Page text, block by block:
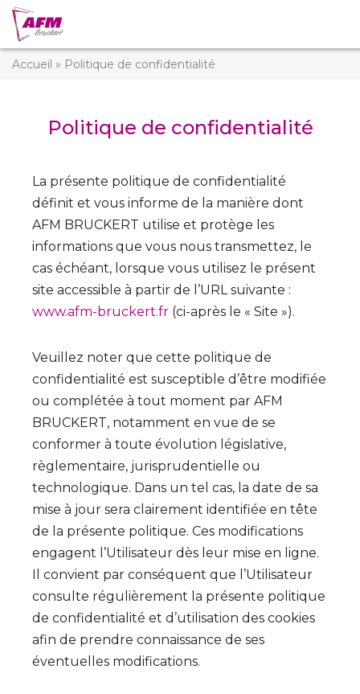
Accueil » Politique de confidentialité
Politique de confidentialité
La présente politique de confidentialité
définit et vous informe de la manière dont
AFM BRUCKERT utilise et protège les
informations que vous nous transmettez, le
cas échéant, lorsque vous utilisez le présent
site accessible à partir de l’URL suivante :
www.afm-bruckert.fr (ci-après le « Site »).
Veuillez noter que cette politique de
confidentialité est susceptible d’être modifiée
ou complétée à tout moment par AFM
BRUCKERT, notamment en vue de se
conformer à toute évolution législative,
règlementaire, jurisprudentielle ou
technologique. Dans un tel cas, la date de sa
mise à jour sera clairement identifiée en tête
de la présente politique. Ces modifications
engagent l’Utilisateur dès leur mise en ligne.
Il convient par conséquent que l’Utilisateur
consulte régulièrement la présente politique
de confidentialité et d’utilisation des cookies
afin de prendre connaissance de ses
éventuelles modifications.